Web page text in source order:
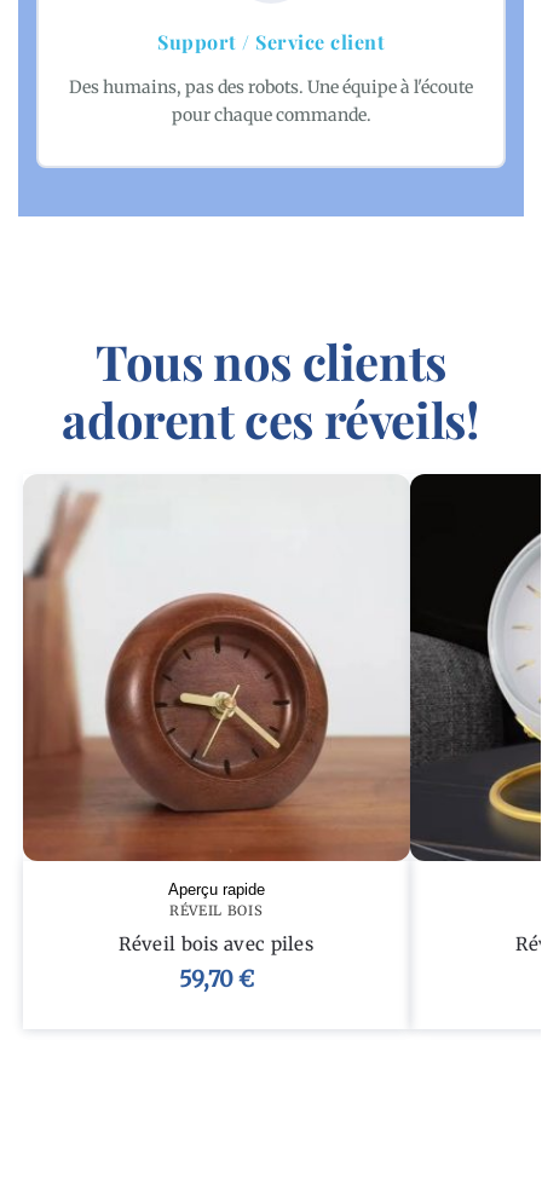
Support / Service client
Des humains, pas des robots. Une équipe à l'écoute
pour chaque commande.
Tous nos clients
adorent ces réveils!
Aperçu rapide
RÉVEIL BOIS
Réveil bois avec piles
59,70€